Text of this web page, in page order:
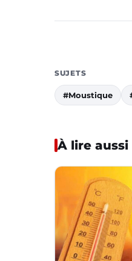
SUJETS
#Moustique
À lire aussi